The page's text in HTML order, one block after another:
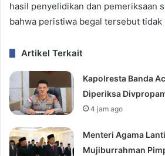
hasil penyelidikan dan pemeriksaan
bahwa peristiwa begal tersebut tidak
Artikel Terkait
Kapolresta Banda
Diperiksa
4 jam ago
Menteri Agama
Mujiburrahman